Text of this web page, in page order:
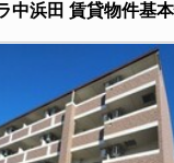
中浜田 賃貸物件基